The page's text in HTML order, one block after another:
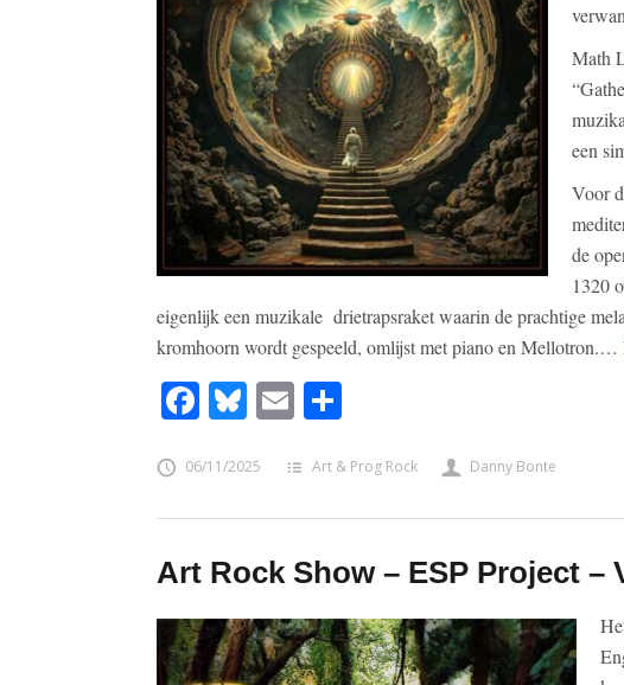
Math
een
Voor
de
1320
eigenlijk een muzikale drietrapsraket waarin de prachtige
kromhoorn wordt gespeeld, omlijst met piano en Mellotron.…
Facebook
Bluesky
Email
06/11/2025 Art & Prog Rock Danny Bonte
Art Rock Show – ESP Project –